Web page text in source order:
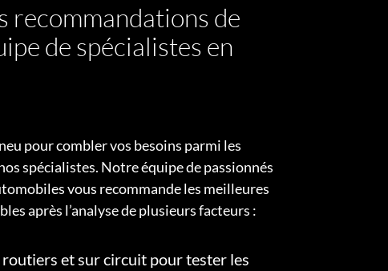
recommandations de
de spécialistes en
pour combler vos besoins parmi les
spécialistes. Notre équipe de passionnés
vous recommande les meilleures
après l’analyse de plusieurs facteurs :
routiers et sur circuit pour tester les